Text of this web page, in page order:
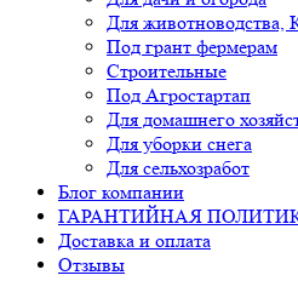
Для
Под грант фермерам
Строительные
Под Агростартап
Для домашнего
Для уборки снега
Для сельхозработ
Блог компании
ГАРАНТИЙНАЯ
Доставка и оплата
Отзывы